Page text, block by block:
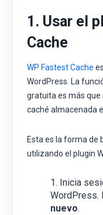
1. Usar el
Cache
WP Fastest Cache
WordPress. La
gratuita es más
caché almacenada
Esta es la forma de
utilizando el plugin
Inicia
WordPress.
nuevo.